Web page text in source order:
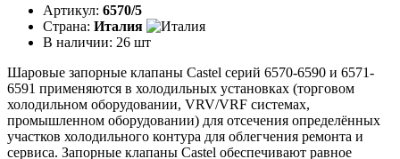
Артикул: 6570/5
Страна: Италия
В наличии: 26 шт
Шаровые запорные клапаны Castel серий 6570-6590 и 6571-
6591 применяются в холодильных установках (торговом
холодильном оборудовании, VRV/VRF системах,
промышленном оборудовании) для отсечения определённых
участков холодильного контура для облегчения ремонта и
сервиса. Запорные клапаны Castel обеспечивают равное